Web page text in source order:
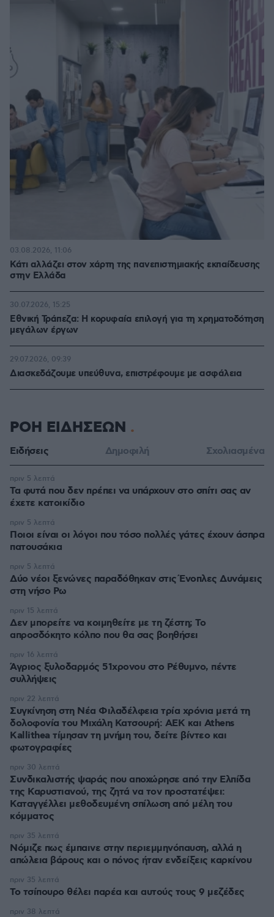
Κάτι αλλάζει στον χάρτη της πανεπιστημιακής εκπαίδευσης
στην Ελλάδα
03.08.2026, 11:06
Εθνική Τράπεζα: Η κορυφαία επιλογή για τη χρηματοδότηση
μεγάλων έργων
30.07.2026, 15:25
Διασκεδάζουμε υπεύθυνα, επιστρέφουμε με ασφάλεια
29.07.2026, 09:39
ΡΟΗ ΕΙΔΗΣΕΩΝ
Ειδήσεις Δημοφιλή Σχολιασμένα
Τα φυτά που δεν πρέπει να υπάρχουν στο σπίτι σας αν
έχετε κατοικίδιο
πριν 5 λεπτά
Ποιοι είναι οι λόγοι που τόσο πολλές γάτες έχουν άσπρα
πατουσάκια
πριν 5 λεπτά
Δύο νέοι ξενώνες παραδόθηκαν στις Ένοπλες Δυνάμεις
στη νήσο Ρω
πριν 5 λεπτά
Δεν μπορείτε να κοιμηθείτε με τη ζέστη; Το
απροσδόκητο κόλπο που θα σας βοηθήσει
πριν 15 λεπτά
Άγριος ξυλοδαρμός 51χρονου στο Ρέθυμνο, πέντε
συλλήψεις
πριν 16 λεπτά
Συγκίνηση στη Νέα Φιλαδέλφεια τρία χρόνια μετά τη
δολοφονία του Μιχάλη Κατσουρή: ΑΕΚ και Athens
Kallithea τίμησαν τη μνήμη του, δείτε βίντεο και
φωτογραφίες
πριν 22 λεπτά
Συνδικαλιστής ψαράς που αποχώρησε από την Ελπίδα
της Καρυστιανού, της ζητά να τον προστατέψει:
Καταγγέλλει μεθοδευμένη σπίλωση από μέλη του
κόμματος
πριν 30 λεπτά
Νόμιζε πως έμπαινε στην περιεμμηνόπαυση, αλλά η
απώλεια βάρους και ο πόνος ήταν ενδείξεις καρκίνου
πριν 35 λεπτά
Το τσίπουρο θέλει παρέα και αυτούς τους 9 μεζέδες
πριν 35 λεπτά
πριν 38 λεπτά